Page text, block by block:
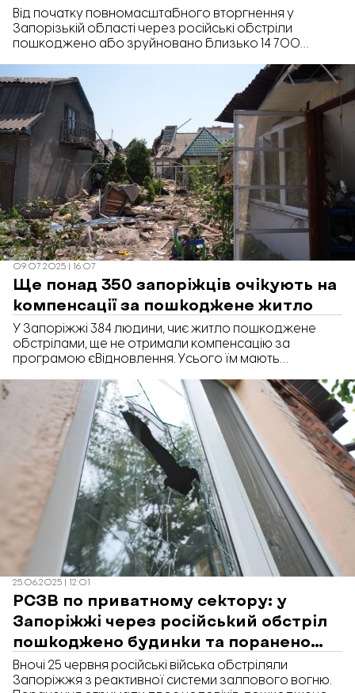
Від початку повномасштабного вторгнення у
Запорізькій області через російські обстріли
пошкоджено або зруйновано близько 14 700
телемарафону «Єдині новини» розповів очільник
Запорізької обласної військової адміністрації Іван
Федоров.
09.07.2025 | 16:07
Ще понад 350 запоріжців очікують на
компенсації за пошкоджене житло
У Запоріжжі 384 людини, чиє житло пошкоджене
обстрілами, ще не отримали компенсацію за
програмою єВідновлення. Усього їм мають
25.06.2025 | 12:01
РСЗВ по приватному сектору: у
Запоріжжі через російський обстріл
пошкоджено будинки та поранено
людей
Вночі 25 червня російські війська обстріляли
Запоріжжя з реактивної системи залпового вогню.